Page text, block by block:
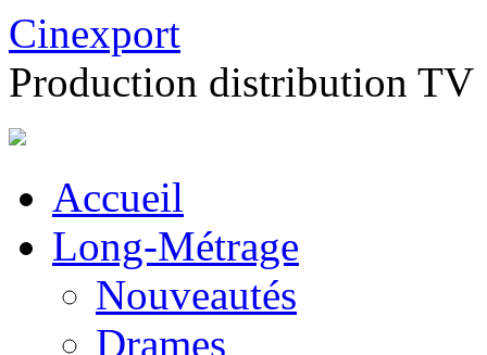
Cinexport
Production distribution TV
Accueil
Long-Métrage
Nouveautés
Drames